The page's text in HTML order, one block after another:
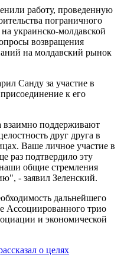
работу, проведенную
пограничного
украинско-молдавской
возвращения
на молдавский рынок
Санду за участие в
к его
поддерживают
друг друга в
Ваше личное участие в
раз подтвердило эту
общие стремления
- заявил Зеленский.
дальнейшего
Ассоциированного трио
и экономической
о целях